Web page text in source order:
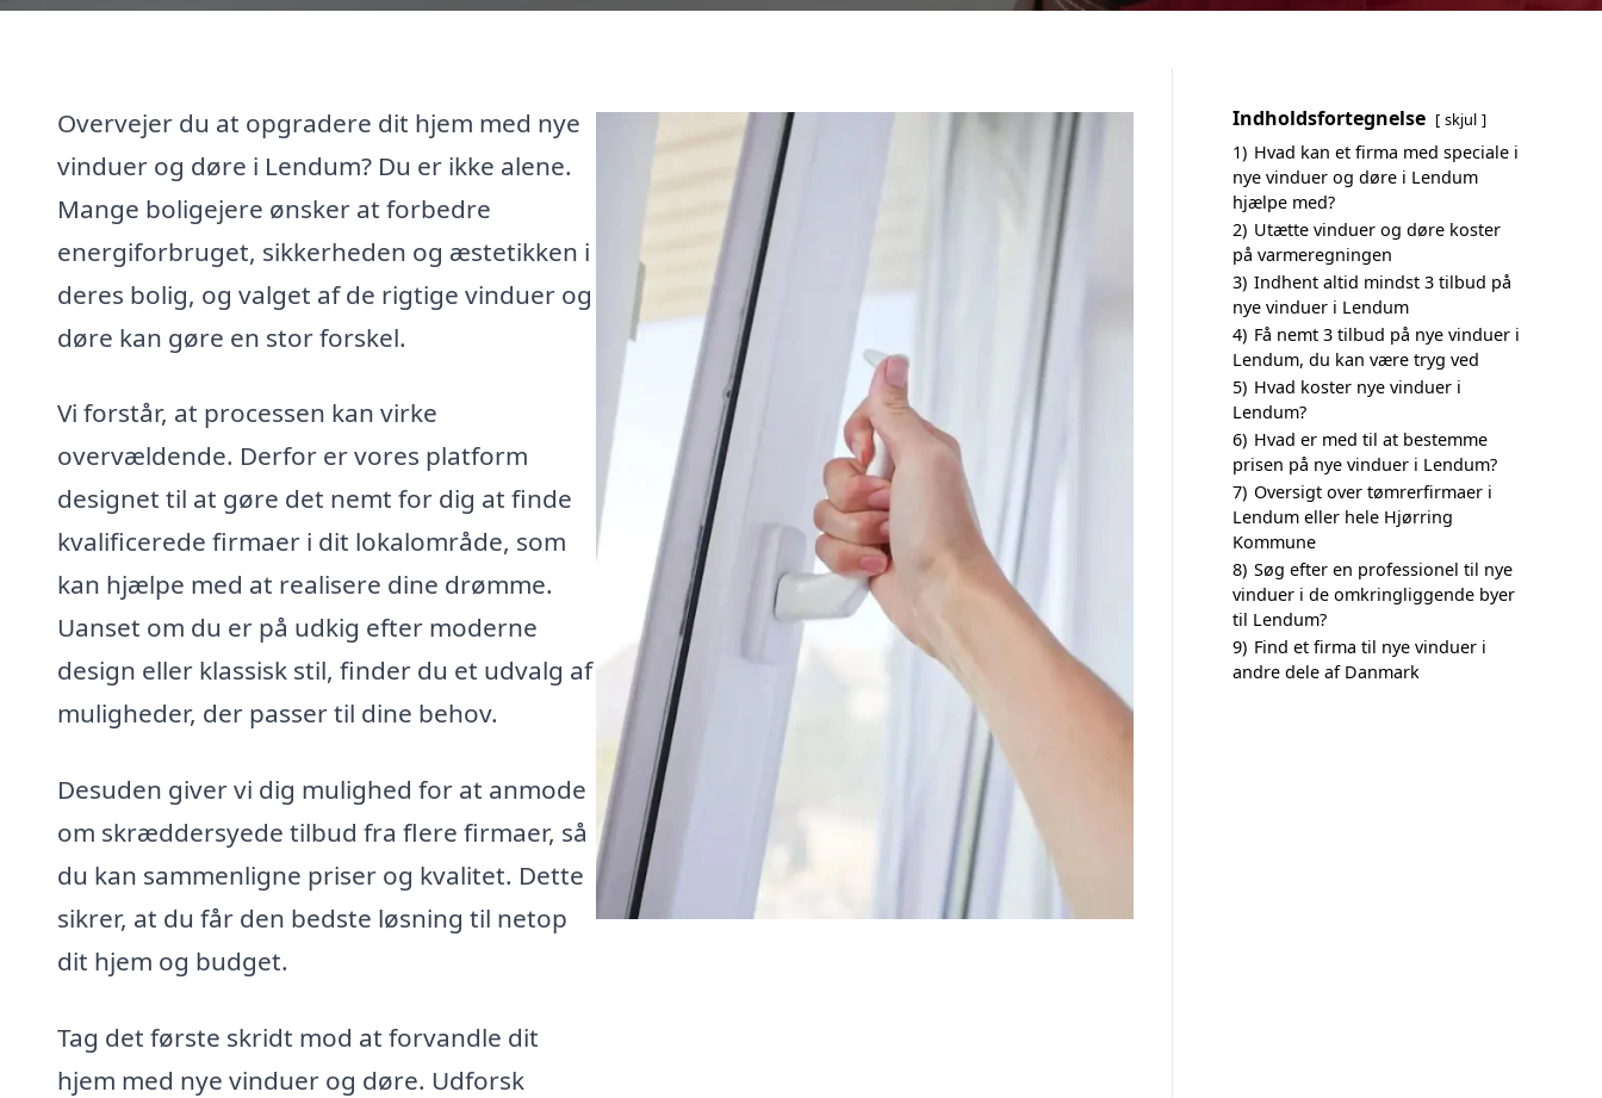
Overvejer du at opgradere dit hjem med nye
vinduer og døre i Lendum? Du er ikke alene.
Mange boligejere ønsker at forbedre
energiforbruget, sikkerheden og æstetikken i
deres bolig, og valget af de rigtige vinduer og
døre kan gøre en stor forskel.
Vi forstår, at processen kan virke
overvældende. Derfor er vores platform
designet til at gøre det nemt for dig at finde
kvalificerede firmaer i dit lokalområde, som
kan hjælpe med at realisere dine drømme.
Uanset om du er på udkig efter moderne
design eller klassisk stil, finder du et udvalg af
muligheder, der passer til dine behov.
Desuden giver vi dig mulighed for at anmode
om skræddersyede tilbud fra flere firmaer, så
du kan sammenligne priser og kvalitet. Dette
sikrer, at du får den bedste løsning til netop
dit hjem og budget.
Tag det første skridt mod at forvandle dit
hjem med nye vinduer og døre. Udforsk
Indholdsfortegnelse skjul
1) Hvad kan et firma med speciale i
nye vinduer og døre i Lendum
hjælpe med?
2) Utætte vinduer og døre koster
på varmeregningen
3) Indhent altid mindst 3 tilbud på
nye vinduer i Lendum
4) Få nemt 3 tilbud på nye vinduer i
Lendum, du kan være tryg ved
5) Hvad koster nye vinduer i
Lendum?
6) Hvad er med til at bestemme
prisen på nye vinduer i Lendum?
7) Oversigt over tømrerfirmaer i
Lendum eller hele Hjørring
Kommune
8) Søg efter en professionel til nye
vinduer i de omkringliggende byer
til Lendum?
9) Find et firma til nye vinduer i
andre dele af Danmark